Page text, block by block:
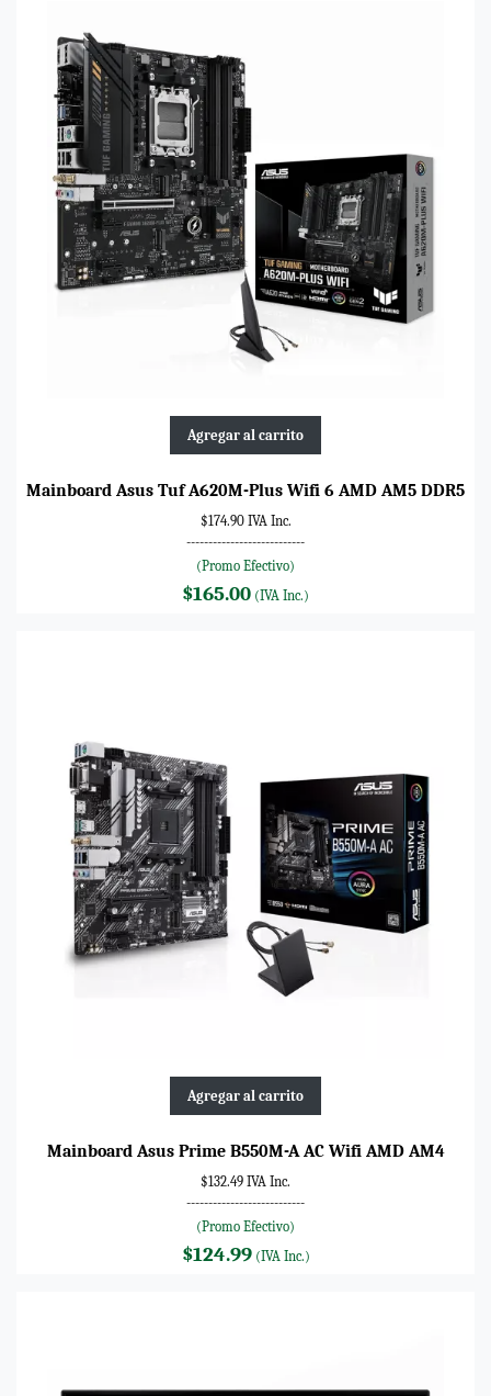
Agregar al carrito
Mainboard Asus Tuf A620M-Plus Wifi 6 AMD AM5 DDR5
$174.90 IVA Inc.
---------------------------
(Promo Efectivo)
$165.00 (IVA Inc.)
Agregar al carrito
Mainboard Asus Prime B550M-A AC Wifi AMD AM4
$132.49 IVA Inc.
---------------------------
(Promo Efectivo)
$124.99(IVA Inc.)